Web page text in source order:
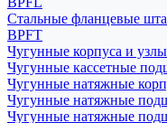
Стальные фланцевые
BPFT
Чугунные корпуса и
Чугунные кассетные
Чугунные натяжные
Чугунные натяжные
Чугунные натяжные